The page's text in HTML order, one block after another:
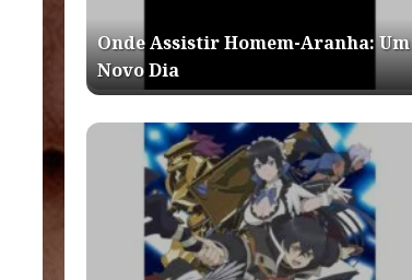
Onde Assistir Homem-Aranha: Um
Novo Dia